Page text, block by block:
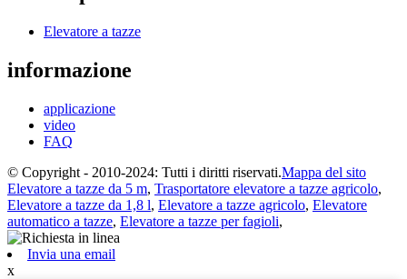
Elevatore a tazze
informazione
applicazione
video
FAQ
© Copyright - 2010-2024: Tutti i diritti riservati.Mappa del sito
Elevatore a tazze da 5 m, Trasportatore elevatore a tazze agricolo,
Elevatore a tazze da 1,8 l, Elevatore a tazze agricolo, Elevatore
automatico a tazze, Elevatore a tazze per fagioli,
Invia una email
x